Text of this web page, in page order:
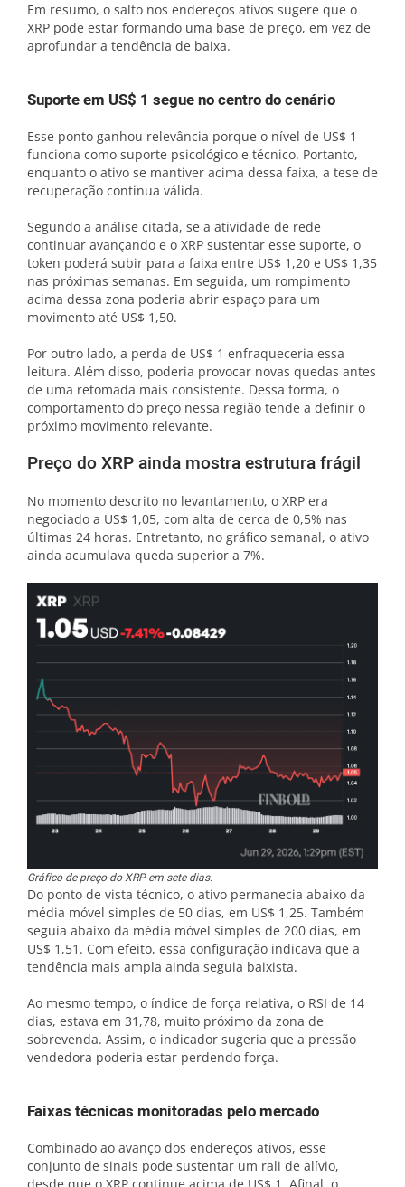
Em resumo, o salto nos endereços ativos sugere que o
XRP pode estar formando uma base de preço, em vez de
aprofundar a tendência de baixa.
Suporte em US$ 1 segue no centro do cenário
Esse ponto ganhou relevância porque o nível de US$ 1
funciona como suporte psicológico e técnico. Portanto,
enquanto o ativo se mantiver acima dessa faixa, a tese de
recuperação continua válida.
Segundo a análise citada, se a atividade de rede
continuar avançando e o XRP sustentar esse suporte, o
token poderá subir para a faixa entre US$ 1,20 e US$ 1,35
nas próximas semanas. Em seguida, um rompimento
acima dessa zona poderia abrir espaço para um
movimento até US$ 1,50.
Por outro lado, a perda de US$ 1 enfraqueceria essa
leitura. Além disso, poderia provocar novas quedas antes
de uma retomada mais consistente. Dessa forma, o
comportamento do preço nessa região tende a definir o
próximo movimento relevante.
Preço do XRP ainda mostra estrutura frágil
No momento descrito no levantamento, o XRP era
negociado a US$ 1,05, com alta de cerca de 0,5% nas
últimas 24 horas. Entretanto, no gráfico semanal, o ativo
ainda acumulava queda superior a 7%.
Gráfico de preço do XRP em sete dias.
Do ponto de vista técnico, o ativo permanecia abaixo da
média móvel simples de 50 dias, em US$ 1,25. Também
seguia abaixo da média móvel simples de 200 dias, em
US$ 1,51. Com efeito, essa configuração indicava que a
tendência mais ampla ainda seguia baixista.
Ao mesmo tempo, o índice de força relativa, o RSI de 14
dias, estava em 31,78, muito próximo da zona de
sobrevenda. Assim, o indicador sugeria que a pressão
vendedora poderia estar perdendo força.
Faixas técnicas monitoradas pelo mercado
Combinado ao avanço dos endereços ativos, esse
conjunto de sinais pode sustentar um rali de alívio,